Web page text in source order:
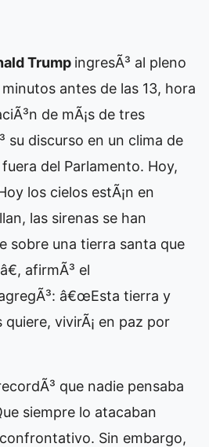
Trump ingresÃ³ al pleno
antes de las 13, hora
de mÃ¡s de tres
su discurso en un clima de
del Parlamento. Hoy,
los cielos estÃ¡n en
las sirenas se han
sobre una tierra santa que
afirmÃ³ el
â€œEsta tierra y
quiere, vivirÃ¡ en paz por
que nadie pensaba
siempre lo atacaban
Sin embargo,